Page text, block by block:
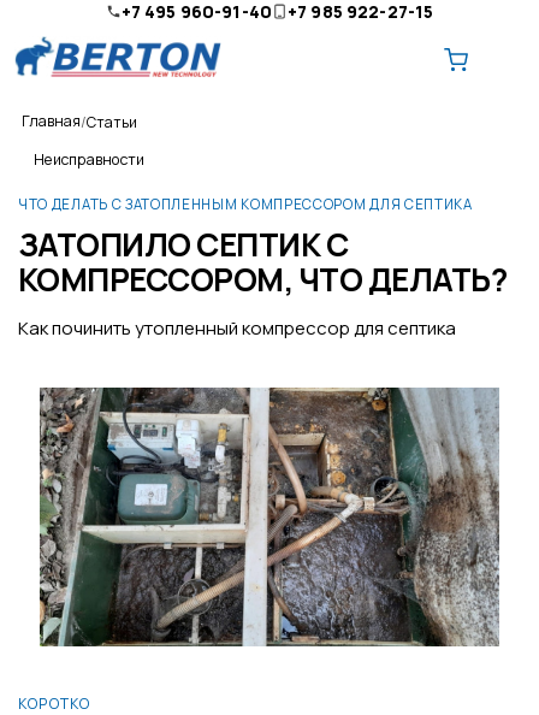
+7 495 960-91-40 +7 985 922-27-15
О компании
Ремонт и обслуживание
Оплата
Контакты
Главная Статьи
Неисправности
ЧТО ДЕЛАТЬ С ЗАТОПЛЕННЫМ КОМПРЕССОРОМ ДЛЯ СЕПТИКА
ЗАТОПИЛО СЕПТИК С
КОМПРЕССОРОМ, ЧТО ДЕЛАТЬ?
Как починить утопленный компрессор для септика
КОРОТКО